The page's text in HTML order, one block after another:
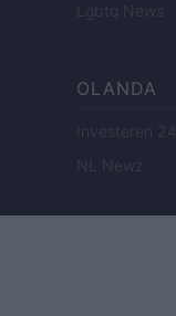
Lgbtq News
OLANDA
Investeren 24
NL Newz